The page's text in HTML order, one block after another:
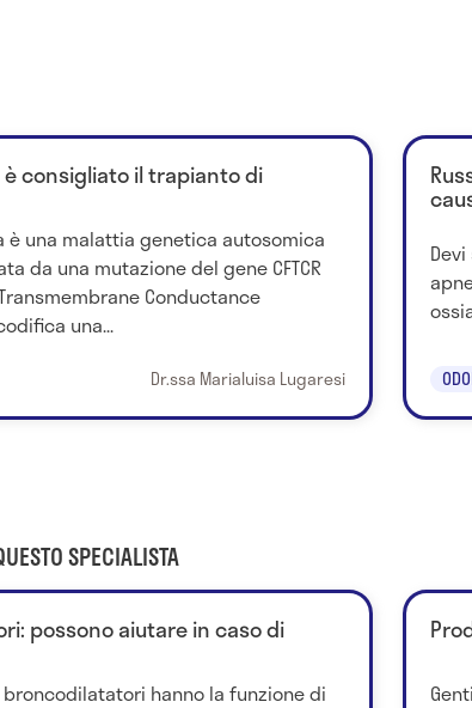
è consigliato il trapianto di
è una malattia genetica autosomica
da una mutazione del gene CFTCR
Conductance
una...
Dr.ssa Marialuisa Lugaresi
SPECIALISTA
possono aiutare in caso di
hanno la funzione di